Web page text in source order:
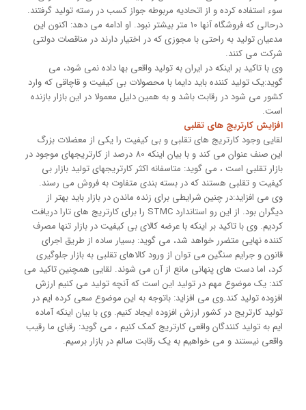
سوء استفاده کرده و از اتحادیه مربوطه جواز کسب در رسته تولید گرفتند.
درحالی که فروشگاه آنها 10 متر بیشتر نبود. او ادامه می دهد: اکنون این
مدعیان تولید به راحتی با مجوزی که در اختیار دارند در مناقصات دولتی
شرکت می کنند.
وی با تاکید بر اینکه در ایران به تولید واقعی بها داده نمی شود، می
گوید:یک تولید کننده باید دایما با محصولات بی کیفیت و قاچاقی که وارد
کشور می شود در رقابت باشد و به همین دلیل معمولا در این بازار بازنده
است.
افزایش کارتریج های تقلبی
لقایی وجود کارتریج های تقلبی و بی کیفیت را یکی از معضلات بزرگ
این صنف عنوان می کند و با بیان اینکه 80 درصد از کارتریجهای موجود در
بازار تقلبی است ، می گوید: متاسفانه اکثر کارتریجهای تولید بازار بی
کیفیت و تقلبی هستند که در بسته بندی متفاوت به فروش می رسند.
وی می افزاید:در چنین شرایطی برای زنده ماندن در بازار باید بهتر از
دیگران بود. از این رو استاندارد STMC را برای کارتریج های تارا دریافت
کردیم. وی با تاکید بر اینکه با عرضه کالای بی کیفیت در بازار تنها مصرف
کننده نهایی متضرر خواهد شد، می گوید: بسیار ساده از طریق اجرای
قانون و جرایم سنگین می توان از ورود کالاهای تقلبی به بازار جلوگیری
کرد، اما دست های پنهانی مانع از آن می شوند. لقایی همچنین تاکید می
کند: یک موضوع مهم در تولید این است که آنچه تولید می کنیم ارزش
افزوده تولید کند.وی می افزاید: باتوجه به این موضوع سعی کرده ایم در
تولید کارتریج در کشور ارزش افزوده ایجاد کنیم. وی با بیان اینکه آماده
ایم به تولید کنندگان واقعی کارتریج کمک کنیم ، می گوید: رقبای ما رقیب
واقعی نیستند و می خواهیم به یک رقابت سالم در بازار برسیم.